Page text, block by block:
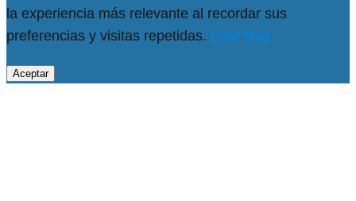
la experiencia más relevante al recordar sus
preferencias y visitas repetidas. Leer Más
Aceptar